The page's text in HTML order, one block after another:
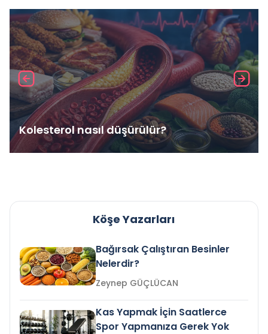
Kolesterol nasıl düşürülür?
Köşe Yazarları
Bağırsak Çalıştıran Besinler
Nelerdir?
Zeynep GÜÇLÜCAN
Kas Yapmak İçin Saatlerce
Spor Yapmanıza Gerek Yok